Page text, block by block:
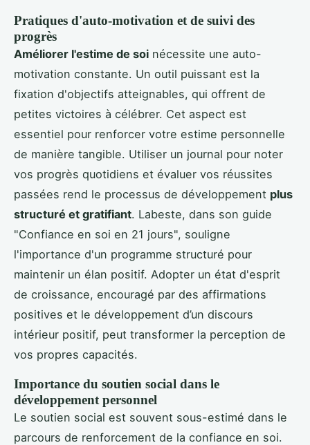
Pratiques d'auto-motivation et de suivi des
progrès
Améliorer l'estime de soi nécessite une auto-
motivation constante. Un outil puissant est la
fixation d'objectifs atteignables, qui offrent de
petites victoires à célébrer. Cet aspect est
essentiel pour renforcer votre estime personnelle
de manière tangible. Utiliser un journal pour noter
vos progrès quotidiens et évaluer vos réussites
passées rend le processus de développement plus
structuré et gratifiant. Labeste, dans son guide
"Confiance en soi en 21 jours", souligne
l'importance d'un programme structuré pour
maintenir un élan positif. Adopter un état d'esprit
de croissance, encouragé par des affirmations
positives et le développement d’un discours
intérieur positif, peut transformer la perception de
vos propres capacités.
Importance du soutien social dans le
développement personnel
Le soutien social est souvent sous-estimé dans le
parcours de renforcement de la confiance en soi.